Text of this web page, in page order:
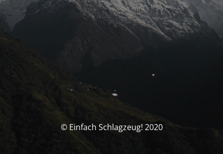
© Einfach Schlagzeug! 2020